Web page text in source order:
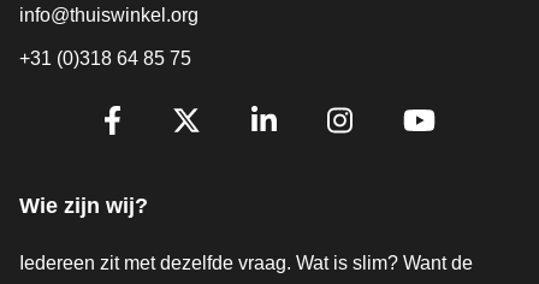
info@thuiswinkel.org
+31 (0)318 64 85 75
Volg je ons al?
Wie zijn wij?
Iedereen zit met dezelfde vraag. Wat is slim? Want de